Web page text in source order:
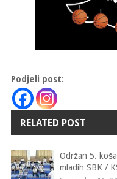
Podjeli post:
RELATED POST
Održan 5.
mladih SBK /